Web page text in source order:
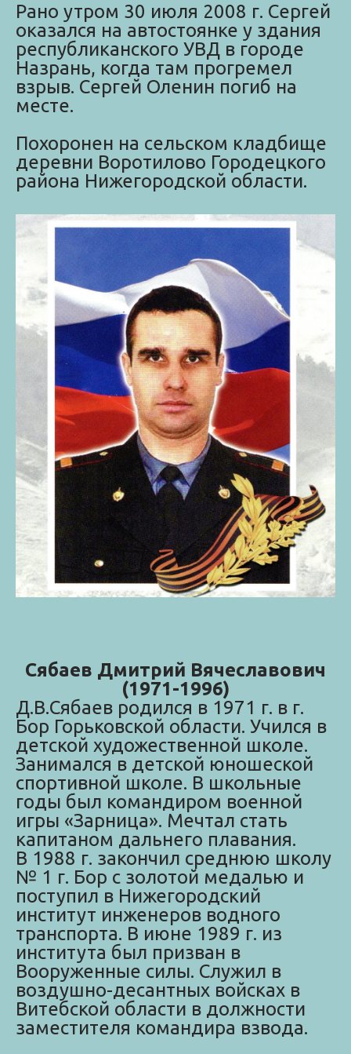
Рано утром 30 июля 2008 г. Сергей
оказался на автостоянке у здания
республиканского УВД в городе
Назрань, когда там прогремел
взрыв. Сергей Оленин погиб на
месте.
Похоронен на сельском кладбище
деревни Воротилово Городецкого
района Нижегородской области.
Сябаев Дмитрий Вячеславович
(1971-1996)
Д.В.Сябаев родился в 1971 г. в г.
Бор Горьковской области. Учился в
детской художественной школе.
Занимался в детской юношеской
спортивной школе. В школьные
годы был командиром военной
игры «Зарница». Мечтал стать
капитаном дальнего плавания.
В 1988 г. закончил среднюю школу
№ 1 г. Бор с золотой медалью и
поступил в Нижегородский
институт инженеров водного
транспорта. В июне 1989 г. из
института был призван в
Вооруженные силы. Служил в
воздушно-десантных войсках в
Витебской области в должности
заместителя командира взвода.